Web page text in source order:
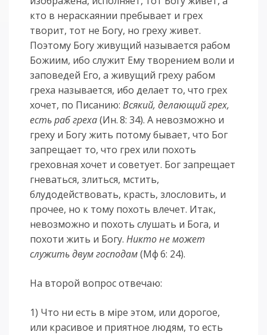
кто в нераскаянии пребывает и грех
творит, тот не Богу, но греху живет.
Поэтому Богу живущий называется рабом
Божиим, ибо служит Ему творением воли и
заповедей Его, а живущий греху рабом
греха называется, ибо делает то, что грех
хочет, по Писанию:Всякий, делающий грех,
есть раб греха(Ин. 8: 34). А невозможно и
греху и Богу жить потому бывает, что Бог
запрещает то, что грех или похоть
греховная хочет и советует. Бог запрещает
гневаться, злиться, мстить,
блудодействовать, красть, злословить, и
прочее, но к тому похоть влечет. Итак,
невозможно и похоть слушать и Бога, и
похоти жить и Богу.Никто не может
служить двум господам(Мф 6: 24).
На второй вопрос отвечаю:
1) Что ни есть в мiре этом, или дорогое,
или красивое и приятное людям, то есть